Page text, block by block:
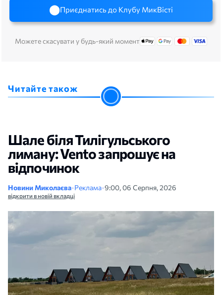
Приєднатись до Клубу МикВісті
Можете скасувати у будь-який момент
Читайте також
Шале біля Тилігульського
лиману: Vento запрошує на
відпочинок
Новини Миколаєва•Реклама•9:00, 06 Серпня, 2026
відкрити в новій вкладці